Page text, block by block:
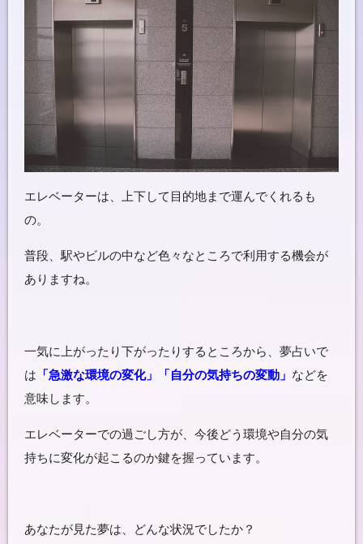
エレベーターは、上下して目的地まで運んでくれるも
の。
普段、駅やビルの中など色々なところで利用する機会が
ありますね。
一気に上がったり下がったりするところから、夢占いで
は 「急激な環境の変化」「自分の気持ちの変動」 などを
意味します。
エレベーターでの過ごし方が、今後どう環境や自分の気
持ちに変化が起こるのか鍵を握っています。
あなたが見た夢は、どんな状況でしたか？